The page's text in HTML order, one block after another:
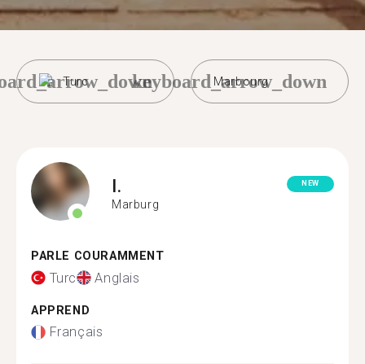
Turc Marbourg
keyboard_arrow_down
I.
Marburg
NEW
PARLE COURAMMENT
Turc Anglais
APPREND
Français